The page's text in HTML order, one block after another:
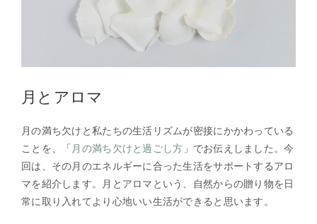
月とアロマ
月の満ち欠けと私たちの生活リズムが密接にかかわっている
ことを、「 月の満ち欠けと過ごし方 」でお伝えしました。今
回は、その月のエネルギーに合った生活をサポートするアロ
マを紹介します。月とアロマという、自然からの贈り物を日
常に取り入れてより心地いい生活ができると思います。